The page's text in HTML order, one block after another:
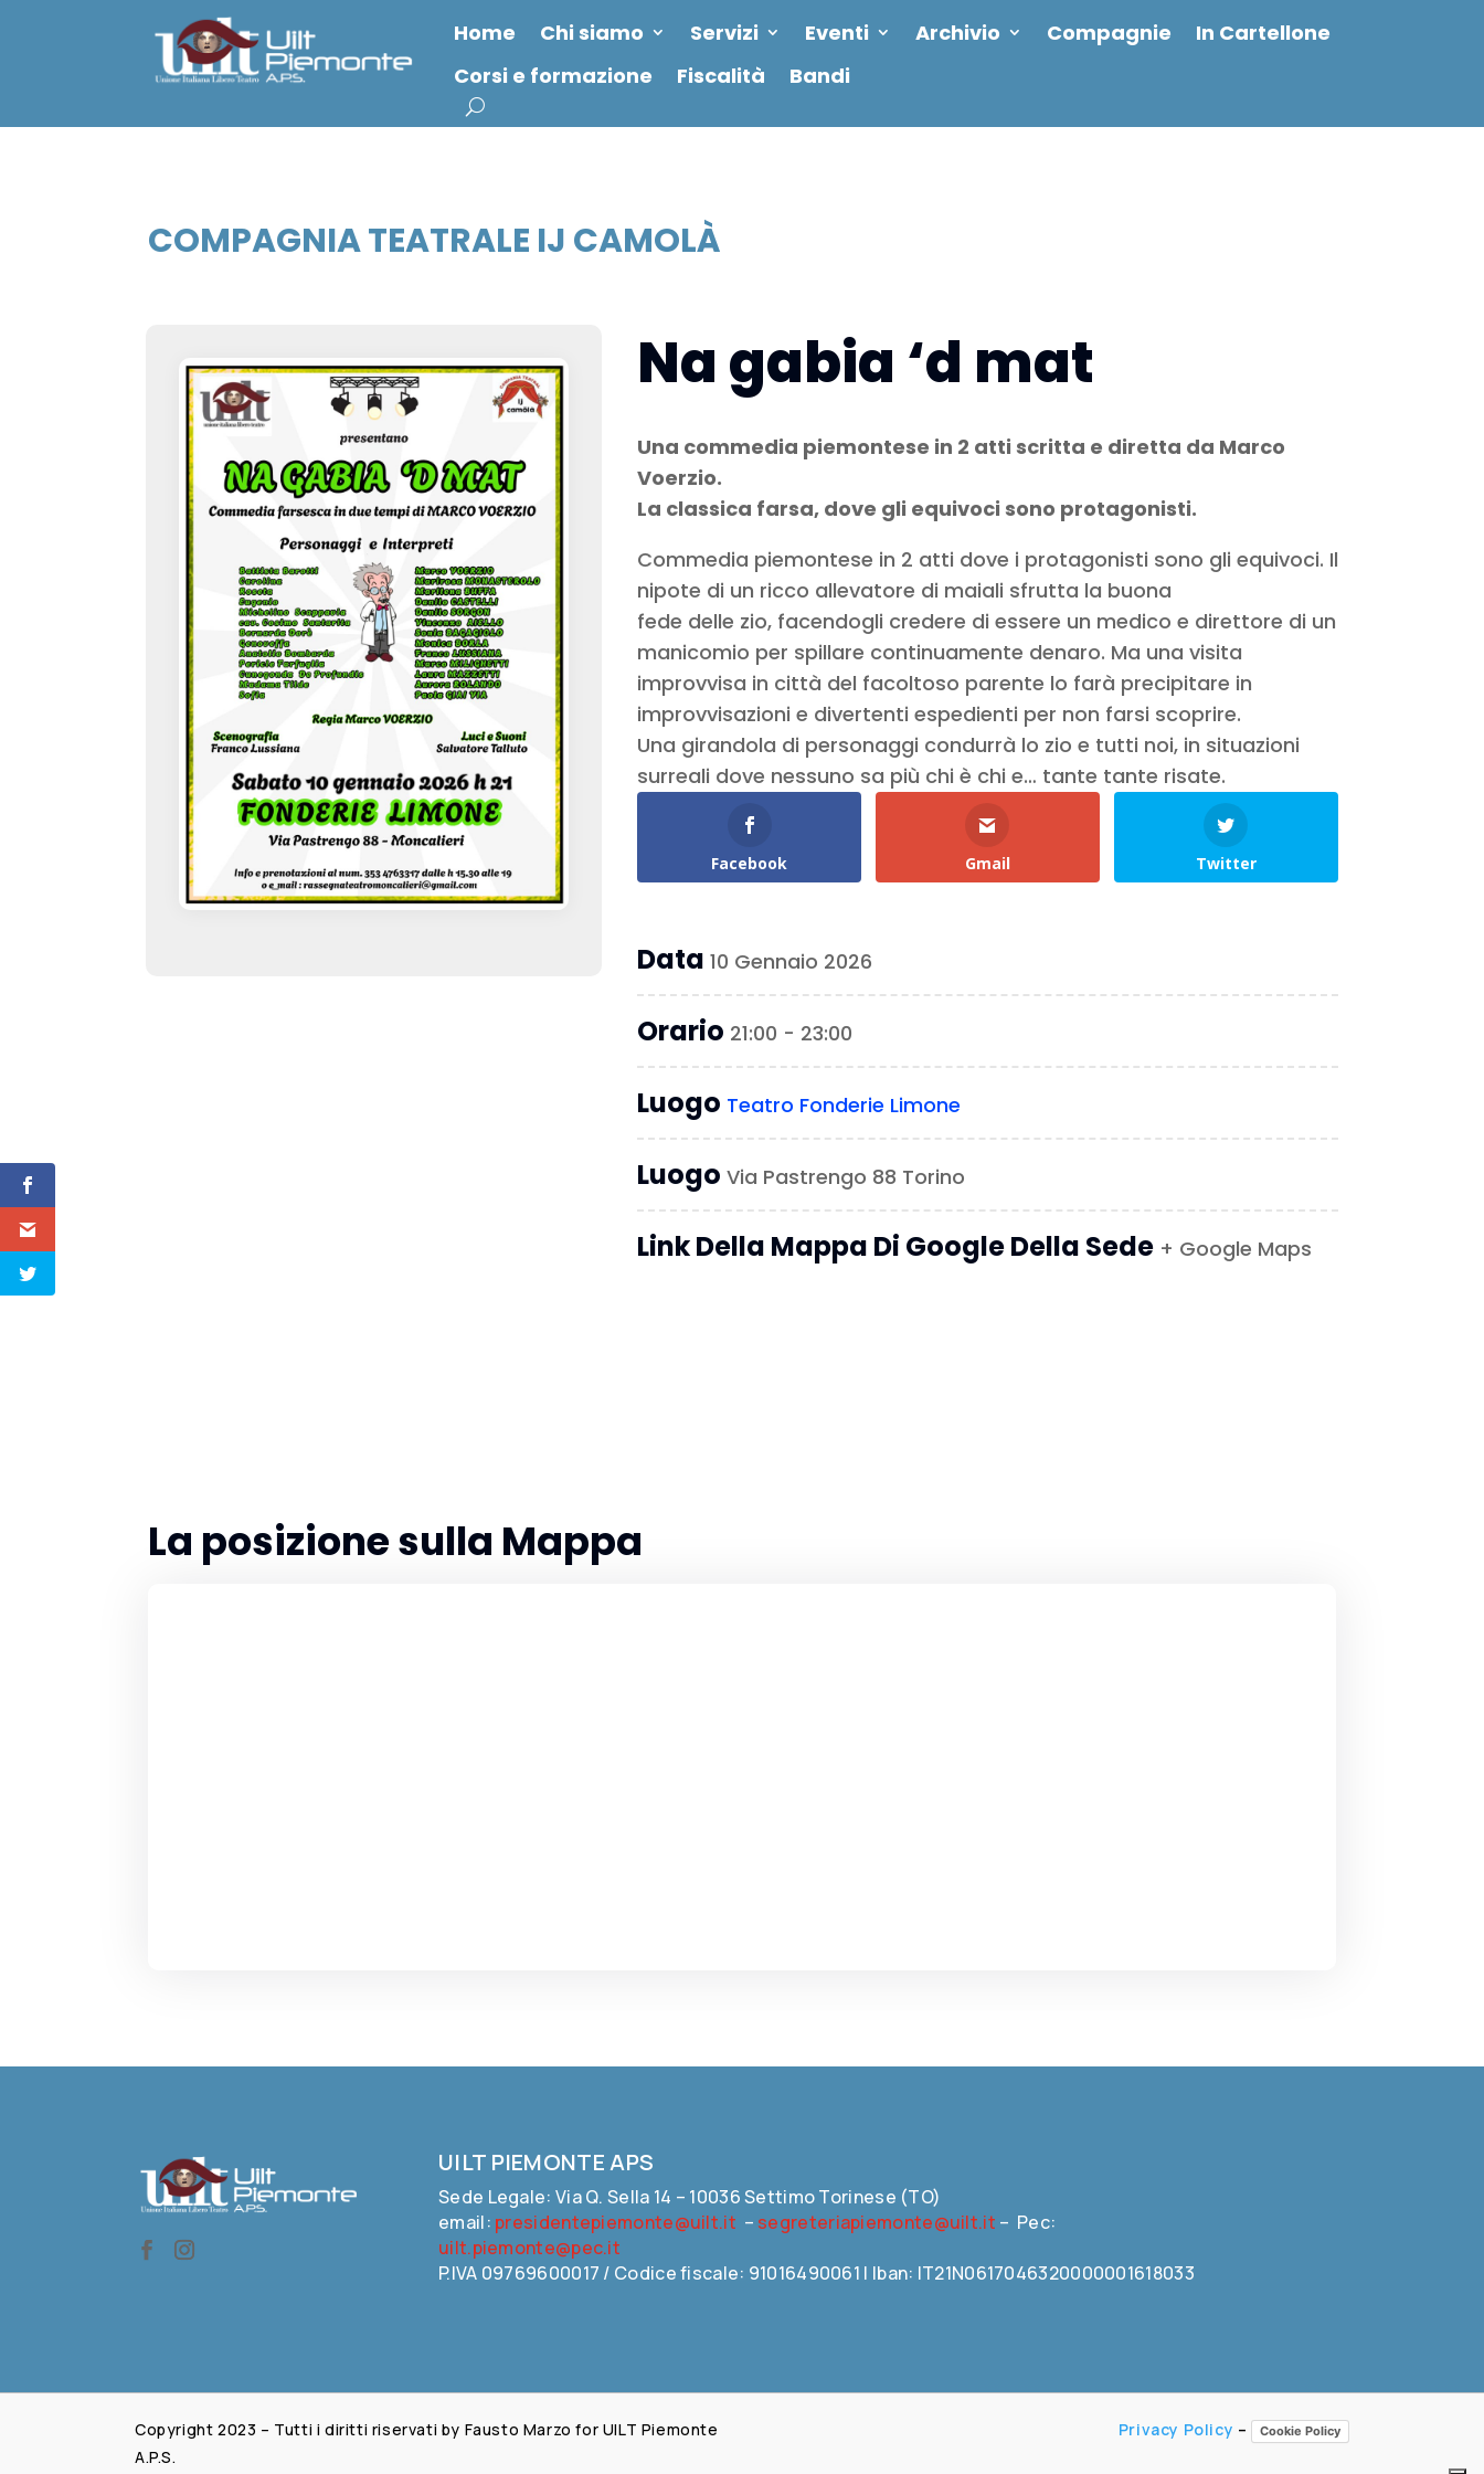
Home Chi siamo Servizi Eventi Archivio Compagnie
In Cartellone
Corsi e formazione
Fiscalità Bandi
COMPAGNIA TEATRALE IJ CAMOLÀ
Na gabia ‘d mat
Una commedia piemontese in 2 atti scritta e diretta da Marco
Voerzio.
La classica farsa, dove gli equivoci sono protagonisti.
Commedia piemontese in 2 atti dove i protagonisti sono gli equivoci. Il
nipote di un ricco allevatore di maiali sfrutta la buona
fede delle zio, facendogli credere di essere un medico e direttore di un
manicomio per spillare continuamente denaro. Ma una visita
improvvisa in città del facoltoso parente lo farà precipitare in
improvvisazioni e divertenti espedienti per non farsi scoprire.
Una girandola di personaggi condurrà lo zio e tutti noi, in situazioni
surreali dove nessuno sa più chi è chi e… tante tante risate.
Facebook Gmail Twitter
Data 10 Gennaio 2026
Orario 21:00 - 23:00
Luogo Teatro Fonderie Limone
Luogo Via Pastrengo 88 Torino
Link Della Mappa Di Google Della Sede + Google Maps
La posizione sulla Mappa
UILT PIEMONTE APS
Sede Legale: Via Q. Sella 14 – 10036 Settimo Torinese (TO)
email: presidentepiemonte@uilt.it – segreteriapiemonte@uilt.it – Pec:
uilt.piemonte@pec.it
P.IVA 09769600017 / Codice fiscale: 91016490061 | Iban: IT21N0617046320000001618033
Copyright 2023 – Tutti i diritti riservati by Fausto Marzo for UILT Piemonte
A.P.S.
Privacy Policy – Cookie Policy